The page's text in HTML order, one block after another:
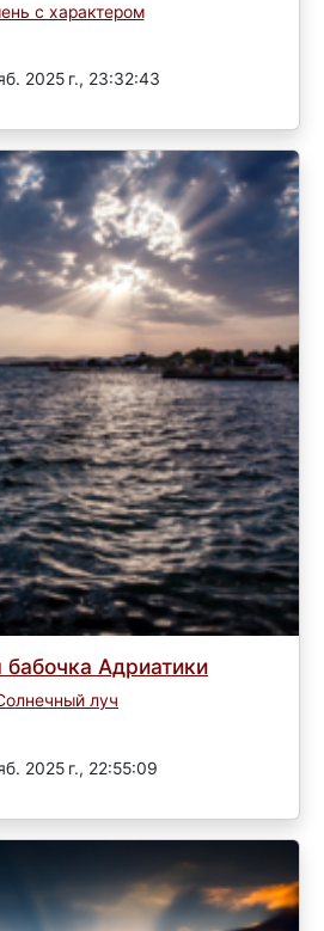
с характером
2025 г., 23:32:43
бабочка Адриатики
луч
2025 г., 22:55:09